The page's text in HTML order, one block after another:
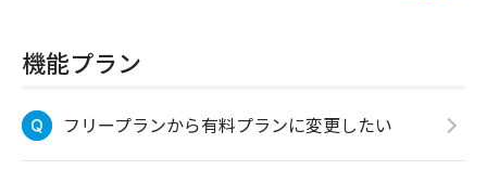
機能プラン
フリープランから有料プランに変更したい